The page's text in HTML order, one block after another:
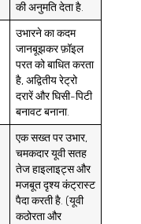
की अनुमति देता है.
उभारने का कदम
जानबूझकर फ़ॉइल
परत को बाधित करता
है, अद्वितीय रेट्रो
दरारें और घिसी-पिटी
बनावट बनाना.
एक सख्त पर उभार,
चमकदार यूवी सतह
तेज हाइलाइट्स और
मजबूत दृश्य कंट्रास्ट
पैदा करती है. (यूवी
कठोरता और